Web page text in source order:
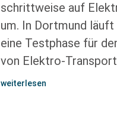
schrittweise auf
um. In Dortmund
eine Testphase für
von Elektro-
weiterlesen